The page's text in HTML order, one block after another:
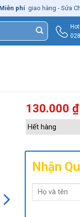
giao hàng - Sửa Chữa
130.000₫
Hết hàng
Nhận